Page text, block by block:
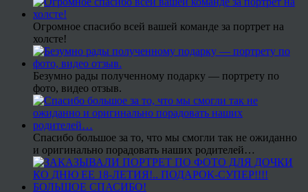
Огромное спасибо всей вашей команде за портрет на
холсте!
Безумно рады полученному подарку — портрету по
фото, видео отзыв.
Спасибо большое за то, что мы смогли так не ожиданно
и оригинально порадовать наших родителей…